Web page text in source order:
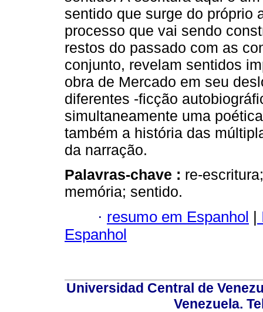
sentido que surge do próprio
processo que vai sendo
restos do passado com as
conjunto, revelam sentidos
obra de Mercado em seu
diferentes -ficção
simultaneamente uma
também a história das
da narração.
Palavras-chave : re-
memória; sentido.
· resumo em Espanhol |
Espanhol
Universidad Central de
Venezuela.